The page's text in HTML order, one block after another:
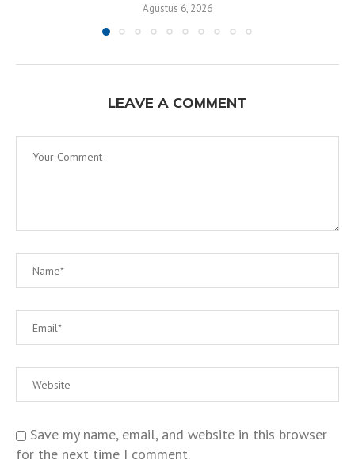
Agustus 6, 2026
LEAVE A COMMENT
Save my name, email, and website in this browser
for the next time I comment.